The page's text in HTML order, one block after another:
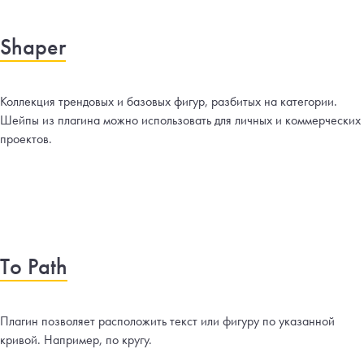
Shaper
Коллекция трендовых и базовых фигур, разбитых на категории.
Шейпы из плагина можно использовать для личных и коммерческих
проектов.
To Path
Плагин позволяет расположить текст или фигуру по указанной
кривой. Например, по кругу.